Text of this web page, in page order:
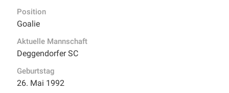
Position
Goalie
Aktuelle Mannschaft
Deggendorfer SC
Geburtstag
26. Mai 1992